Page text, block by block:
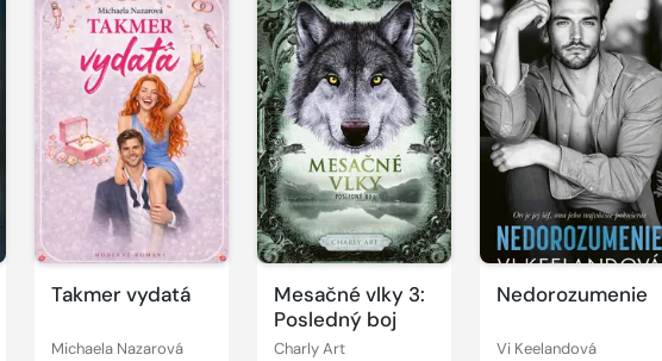
Takmer vydatá
Michaela Nazarová
Mesačné vlky 3:
Posledný boj
Charly Art
Nedorozumenie
Vi Keelandová